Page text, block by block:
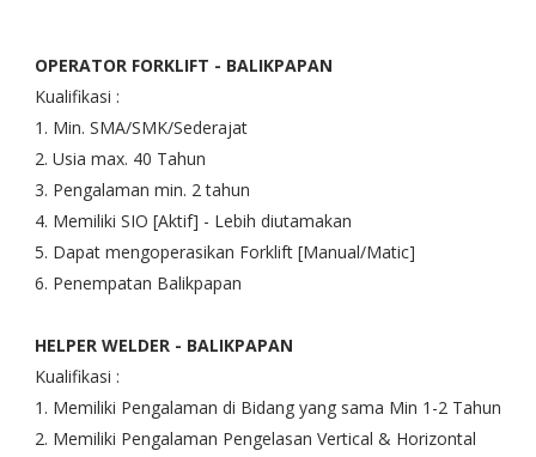
OPERATOR FORKLIFT - BALIKPAPAN
Kualifikasi :
1. Min. SMA/SMK/Sederajat
2. Usia max. 40 Tahun
3. Pengalaman min. 2 tahun
4. Memiliki SIO [Aktif] - Lebih diutamakan
5. Dapat mengoperasikan Forklift [Manual/Matic]
6. Penempatan Balikpapan
HELPER WELDER - BALIKPAPAN
Kualifikasi :
1. Memiliki Pengalaman di Bidang yang sama Min 1-2 Tahun
2. Memiliki Pengalaman Pengelasan Vertical & Horizontal